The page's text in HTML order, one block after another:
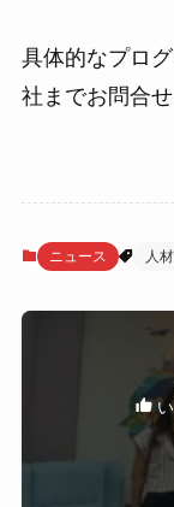
具体的なプロ
社までお問合せ
ニュース 人